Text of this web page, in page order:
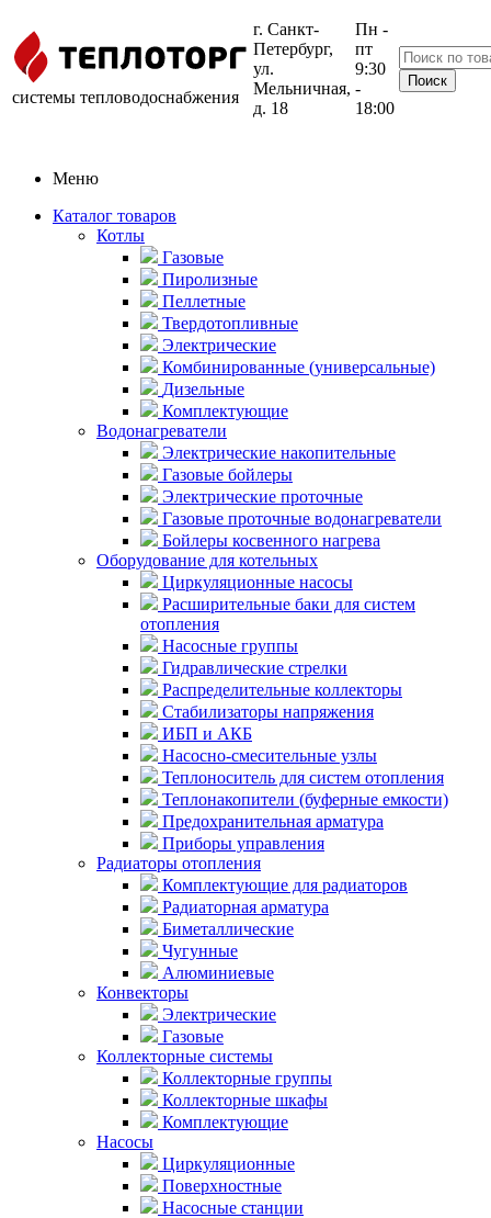
системы тепловодоснабжения
г. Санкт-
Петербург,
ул.
Мельничная,
д. 18
Пн -
пт
9:30
-
18:00
Меню
Каталог товаров
Котлы
Газовые
Пиролизные
Пеллетные
Твердотопливные
Электрические
Комбинированные (универсальные)
Дизельные
Комплектующие
Водонагреватели
Электрические накопительные
Газовые бойлеры
Электрические проточные
Газовые проточные водонагреватели
Бойлеры косвенного нагрева
Оборудование для котельных
Циркуляционные насосы
Расширительные баки для систем
отопления
Насосные группы
Гидравлические стрелки
Распределительные коллекторы
Стабилизаторы напряжения
ИБП и АКБ
Насосно-смесительные узлы
Теплоноситель для систем отопления
Теплонакопители (буферные емкости)
Предохранительная арматура
Приборы управления
Радиаторы отопления
Комплектующие для радиаторов
Радиаторная арматура
Биметаллические
Чугунные
Алюминиевые
Конвекторы
Электрические
Газовые
Коллекторные системы
Коллекторные группы
Коллекторные шкафы
Комплектующие
Насосы
Циркуляционные
Поверхностные
Насосные станции